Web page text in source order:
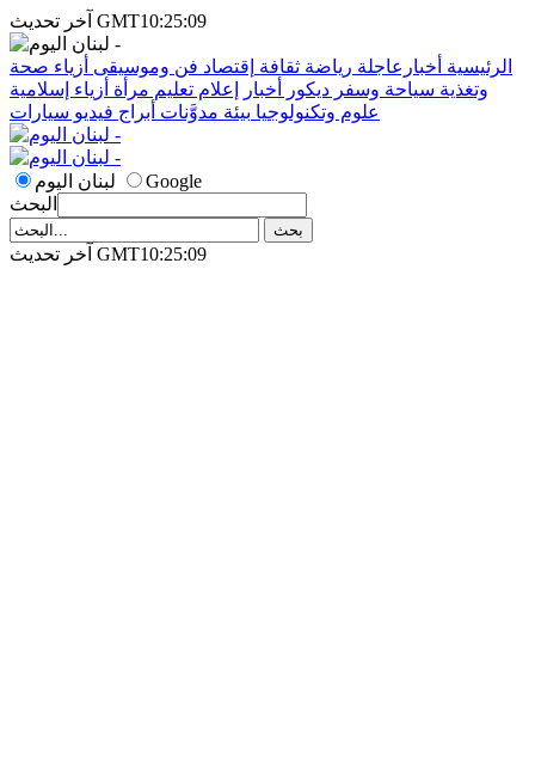
آخر تحديث GMT10:25:09
الرئيسية أخبارعاجلة رياضة ثقافة إقتصاد فن وموسيقى أزياء صحة
وتغذية سياحة وسفر ديكور أخبار إعلام تعليم مرأة أزياء إسلامية
علوم وتكنولوجيا بيئة مدوَّنات أبراج فيديو سيارات
لبنان اليوم
Google
البحث
آخر تحديث GMT10:25:09